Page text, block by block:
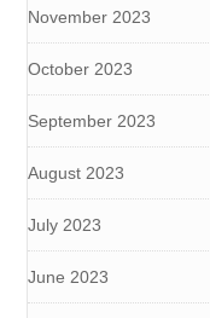
November 2023
October 2023
September 2023
August 2023
July 2023
June 2023